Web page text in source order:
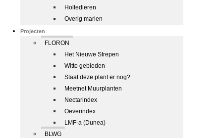
Holtedieren
Overig marien
Projecten
FLORON
Het Nieuwe Strepen
Witte gebieden
Staat deze plant er nog?
Meetnet Muurplanten
Nectarindex
Oeverindex
LMF-a (Dunea)
BLWG